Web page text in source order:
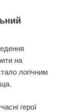
на
логічним
герої